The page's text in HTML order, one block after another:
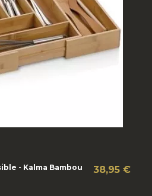
- Kalma Bambou
38,95 €